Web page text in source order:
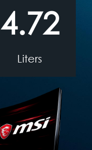
4.72
Liters